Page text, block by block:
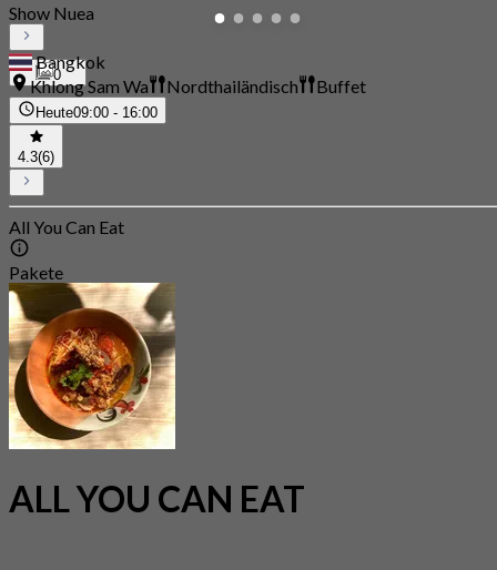
0
Show Nuea
Bangkok
Khlong Sam Wa
Nordthailändisch Buffet
Heute09:00 - 16:00
4.3(6)
All You Can Eat
Pakete
ALL YOU CAN EAT